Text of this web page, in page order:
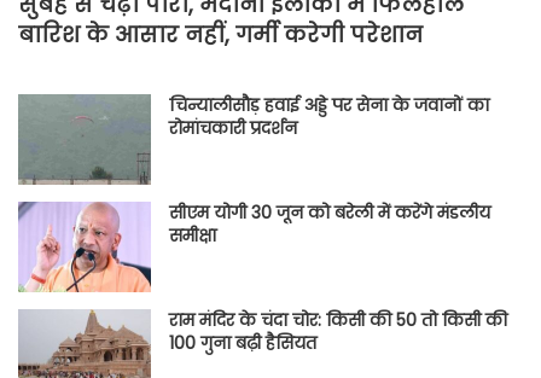
बारिश के आसार नहीं, गर्मी करेगी परेशान
चिन्यालीसौड़ हवाई अड्डे पर सेना के जवानों का
रोमांचकारी प्रदर्शन
सीएम योगी 30 जून को बरेली में करेंगे मंडलीय
समीक्षा
राम मंदिर के चंदा चोर: किसी की 50 तो किसी की
100 गुना बढ़ी हैसियत